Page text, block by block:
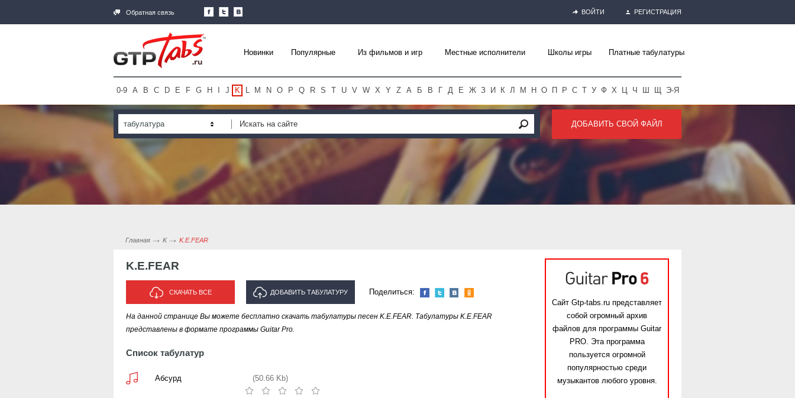
Обратная связь ВОЙТИ РЕГИСТРАЦИЯ
Новинки Популярные Из фильмов и игр Местные исполнители Школы игры Платные табулатуры
0-9 A B C D E F G H J K L M N O P Q R S T U V W X Y Z А Б В Г Д Е Ж З И К Л М Н О П Р С Т У Ф Х Ц Ч Ш Щ Э-Я
табулатура ДОБАВИТЬ СВОЙ ФАЙЛ
Главная K K.E.FEAR
K.E.FEAR
СКАЧАТЬ ВСЕ ДОБАВИТЬ ТАБУЛАТУРУ
ИСПОЛНИТЕЛЯ "K.E.FEAR"
Поделиться:
На данной странице Вы можете бесплатно скачать табулатуры песен K.E.FEAR. Табулатуры K.E.FEAR
представлены в формате программы Guitar Pro.
Список табулатур
Абсурд (50.66 Kb)
Сайт Gtp-tabs.ru представляет
собой огромный архив
файлов для программы Guitar
PRO. Эта программа
пользуется огромной
популярностью среди
музыкантов любого уровня.